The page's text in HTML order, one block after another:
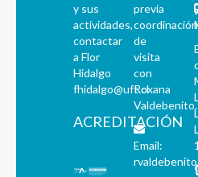
y sus
actividades,
contactar
a Flor
Hidalgo
fhidalgo@uft.cl
ACREDITACIÓN
previa
coordinación
de
visita
con
Roxana
Valdebenito.
Email: